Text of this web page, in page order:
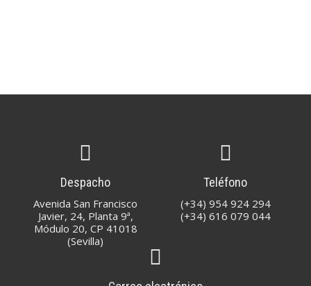
Despacho
Avenida San Francisco
Javier, 24, Planta 9ª,
Módulo 20, CP 41018
(Sevilla)
Teléfono
(+34) 954 924 294
(+34) 616 079 044